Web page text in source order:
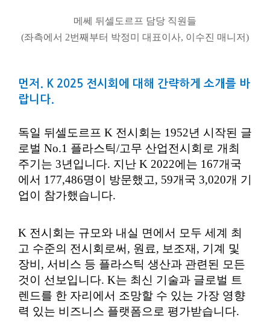
메쎄 뒤셀도르프 담당 직원들
(좌측에서 2번째부터 박정미 대표이사, 이수진 매니저)
먼저. K 2025 전시회에 대해 간략하게 소개를 바
랍니다.
독일 뒤셀도르프 K 전시회는 1952년 시작된 글
로벌 No.1 플라스틱/고무 산업전시회로 개최
주기는 3년입니다. 지난 K 2022에는 167개국
에서 177,486명이 방문했고, 59개국 3,020개 기
업이 참가했습니다.
K 전시회는 규모와 내실 면에서 모두 세계 최
고 수준의 전시회로써, 원료, 보조재, 기계 및
장비, 서비스 등 플라스틱 생산과 관련된 모든
것이 선보입니다. K는 최신 기술과 글로벌 트
렌드를 한 자리에서 조망할 수 있는 가장 영향
력 있는 비즈니스 플랫폼으로 평가받습니다.